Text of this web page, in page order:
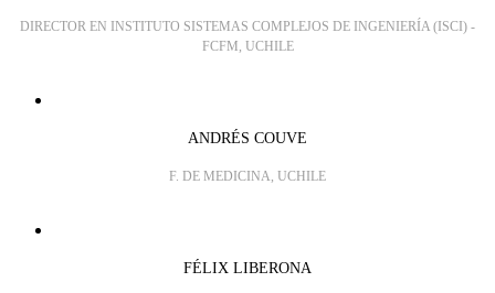
DIRECTOR EN INSTITUTO SISTEMAS COMPLEJOS DE INGENIERÍA (ISCI) -
FCFM, UCHILE
ANDRÉS COUVE
F. DE MEDICINA, UCHILE
FÉLIX LIBERONA